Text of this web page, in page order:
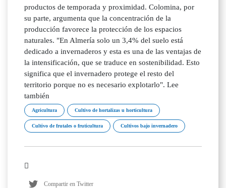
Agricultura Cultivo de hortalizas u horticultura
Cultivo de frutales o fruticultura Cultivos bajo invernadero
Compartir en Twitter